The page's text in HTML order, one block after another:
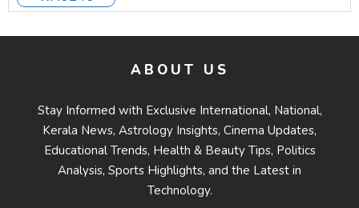
ABOUT US
Stay Informed with Exclusive International, National,
Kerala News, Astrology Insights, Cinema Updates,
Educational Trends, Health & Beauty Tips, Politics
Analysis, Sports Highlights, and the Latest in
Technology.